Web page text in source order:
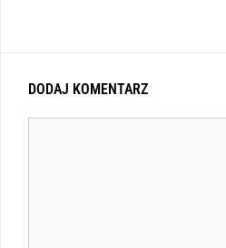
DODAJ KOMENTARZ